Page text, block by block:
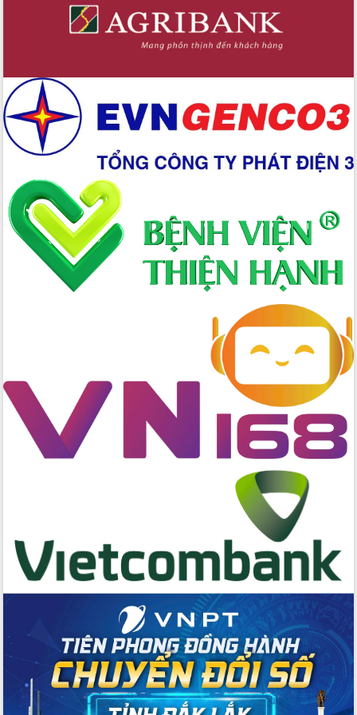
hai con số trong năm 2026
Tổ chức trang trọng Lễ hội Đền thờ
Huy giữ chức Bí thư Đảng ủy Ủy Ban
Nhân dân tỉnh
Bệnh án điện tử thúc đẩy chuyển đổi
số y tế tại Đắk Lắk
Chuyển đổi số thư viện: Mở rộng
không gian tri thức trong thời đại số
Đánh giá, rút kinh nghiệm công tác tổ
chức diễn tập trước ngày bầu cử
Chương trình “Gặp gỡ hữu nghị –
Friendship Meeting New Year 2026”
Bầu cử Quốc hội và HĐND: Cử tri Đắk
Lắk gửi gắm niềm tin, kỳ vọng vào lá
Đảm bảo cuộc bầu cử đại biểu Quốc
hội và đại biểu HĐND các cấp diễn ra
an toàn, hiệu quả, đúng quy định
Thủ tướng Chính phủ Phạm Minh Chính
kiểm tra, chỉ đạo hoàn thành các dự
Lãnh đạo tỉnh dâng hương tưởng niệm
tại Đập Đồng Cam đầu Xuân Bính Ngọ
Ngành nông nghiệp phấn đấu tăng
UBND tỉnh Đắk Lắk triển khai công tác
quốc phòng, quân sự địa phương năm
2026
Đắk Lắk tập trung toàn lực khắc phục
tồn tại IUU, sẵn sàng làm việc với
Đoàn thanh tra EC
Chủ tịch UBND tỉnh Tạ Anh Tuấn thăm,